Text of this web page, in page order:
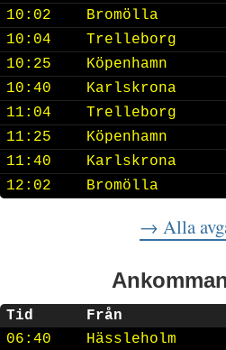
10:02
Bromölla
10:04
Trelleborg
10:25
Köpenhamn
10:40
Karlskrona
11:04
Trelleborg
11:25
Köpenhamn
11:40
Karlskrona
12:02
Bromölla
→ Alla
Tid Från
06:40
Hässleholm